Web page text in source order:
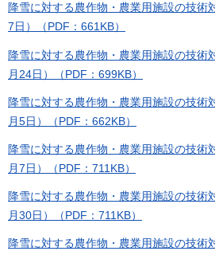
降雪に対する農作物・農業用施設の技術
7日）（PDF：661KB）
降雪に対する農作物・農業用施設の技術
月24日）（PDF：699KB）
降雪に対する農作物・農業用施設の技術
月5日）（PDF：662KB）
降雪に対する農作物・農業用施設の技術
月7日）（PDF：711KB）
降雪に対する農作物・農業用施設の技術
月30日）（PDF：711KB）
降雪に対する農作物・農業用施設の技術